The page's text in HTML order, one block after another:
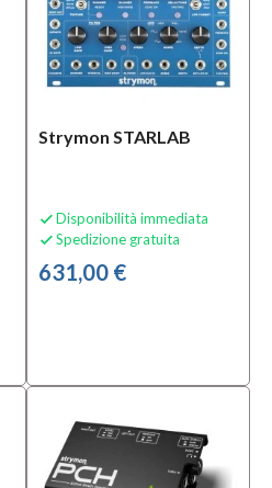
Strymon STARLAB
 Disponibilità immediata
 Spedizione gratuita
631,00 €